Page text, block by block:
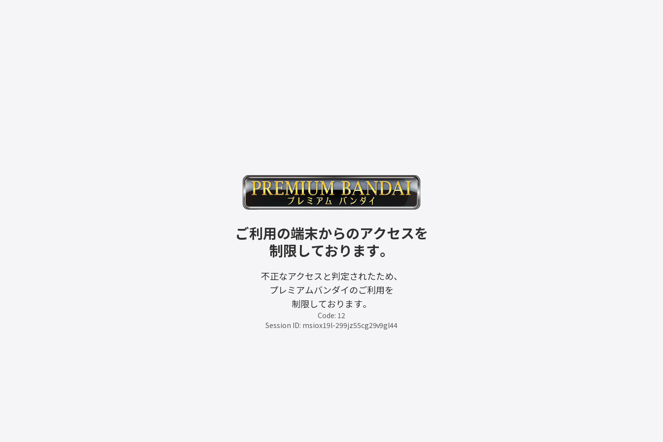
ご利用の端末からのアクセスを
制限しております。
不正なアクセスと判定されたため、
プレミアムバンダイのご利用を
制限しております。
Code: 12
Session ID: msiox19l-299jz55cg29v9gl44